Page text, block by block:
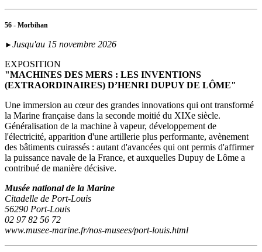
56 - Morbihan
► Jusqu'au 15 novembre 2026
EXPOSITION
"MACHINES DES MERS : LES INVENTIONS
(EXTRAORDINAIRES) D’HENRI DUPUY DE LÔME"
Une immersion au cœur des grandes innovations qui ont transformé
la Marine française dans la seconde moitié du XIXe siècle.
Généralisation de la machine à vapeur, développement de
l'électricité, apparition d'une artillerie plus performante, avènement
des bâtiments cuirassés : autant d'avancées qui ont permis d'affirmer
la puissance navale de la France, et auxquelles Dupuy de Lôme a
contribué de manière décisive.
Musée national de la Marine
Citadelle de Port-Louis
56290 Port-Louis
02 97 82 56 72
www.musee-marine.fr/nos-musees/port-louis.html